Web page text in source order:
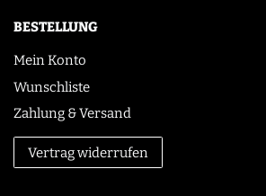
BESTELLUNG
Mein Konto
Wunschliste
Zahlung & Versand
Vertrag widerrufen